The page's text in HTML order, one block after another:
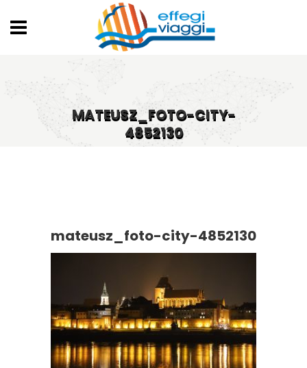
MATEUSZ_FOTO-CITY-
4852130
mateusz_foto-city-4852130